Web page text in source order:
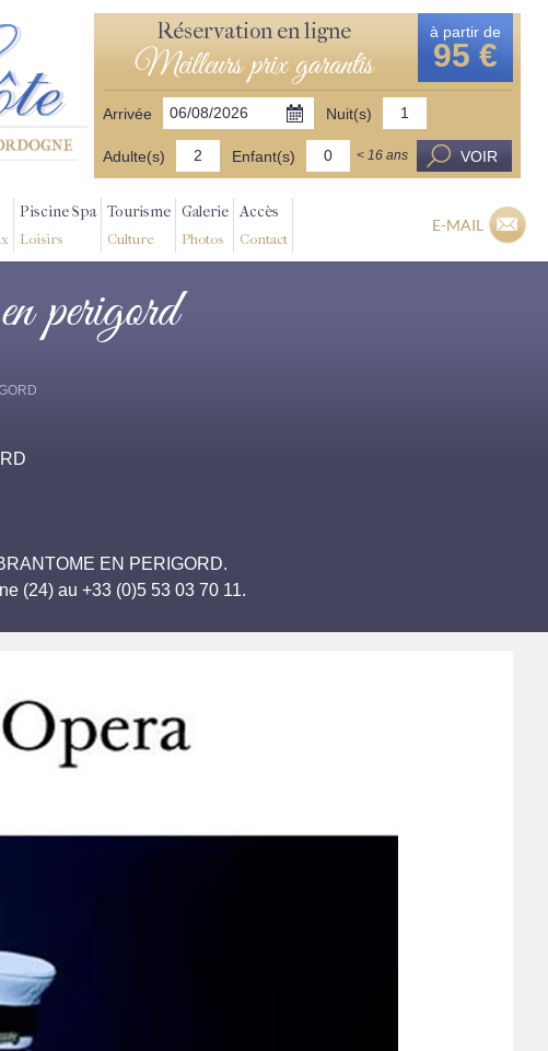
Réservation en ligne
Meilleurs prix garantis
à partir de
95 €
Arrivée Nuit(s)
Adulte(s) Enfant(s) < 16 ans VOIR
Piscine Spa
Loisirs
Tourisme
Culture
Galerie
Photos
Accès
Contact
E-MAIL
perigord
EN PERIGORD.
(24) au +33 (0)5 53 03 70 11.